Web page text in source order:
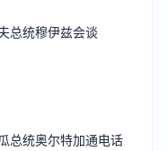
总统穆伊兹会谈
总统奥尔特加通电话